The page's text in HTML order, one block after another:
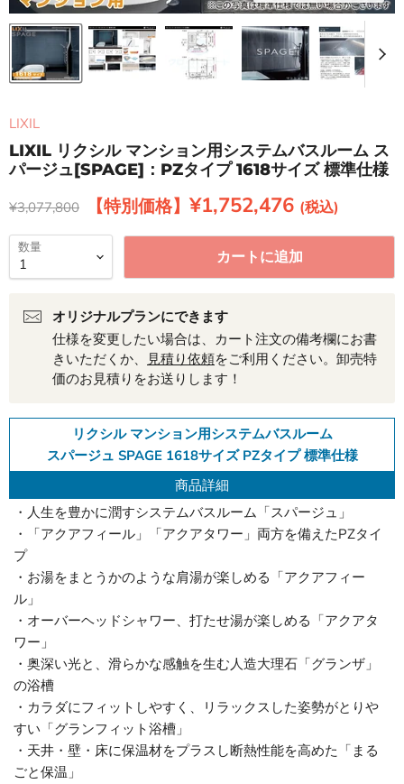
LIXIL
LIXIL リクシル マンション用システムバスルーム ス
パージュ[SPAGE]：PZタイプ 1618サイズ 標準仕様
元の価格
¥3,077,800 現在の価格
¥1,752,476
数量 カートに追加
オリジナルプランにできます
仕様を変更したい場合は、カート注文の備考欄にお書
きいただくか、 見積り依頼をご利用ください。卸売特
価のお見積りをお送りします！
リクシル マンション用システムバスルーム
スパージュ SPAGE 1618サイズ PZタイプ 標準仕様
商品詳細
・人生を豊かに潤すシステムバスルーム「スパージュ」
・「アクアフィール」「アクアタワー」両方を備えたPZタイ
プ
・お湯をまとうかのような肩湯が楽しめる「アクアフィー
ル」
・オーバーヘッドシャワー、打たせ湯が楽しめる「アクアタ
ワー」
・奥深い光と、滑らかな感触を生む人造大理石「グランザ」
の浴槽
・カラダにフィットしやすく、リラックスした姿勢がとりや
すい「グランフィット浴槽」
・天井・壁・床に保温材をプラスし断熱性能を高めた「まる
ごと保温」